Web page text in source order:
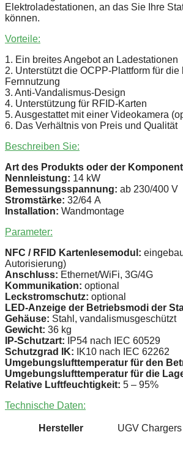
Elektroladestationen, an das Sie Ihre
können.
Vorteile:
1. Ein breites Angebot an Ladestationen
2. Unterstützt die OCPP-Plattform für
Fernnutzung
3. Anti-Vandalismus-Design
4. Unterstützung für RFID-Karten
5. Ausgestattet mit einer Videokamera
6. Das Verhältnis von Preis und Qualität
Beschreiben Sie:
Art des Produkts oder der
Nennleistung: 14 kW
Bemessungsspannung: ab 230/400 V
Stromstärke: 32/64 А
Installation: Wandmontage
Parameter:
NFC / RFID Kartenlesemodul:
Autorisierung)
Anschluss: Ethernet/WiFi, 3G/4G
Kommunikation: optional
Leckstromschutz: optional
LED-Anzeige der Betriebsmodi der
Gehäuse: Stahl, vandalismusgeschützt
Gewicht: 36 kg
IP-Schutzart: IP54 nach IEC 60529
Schutzgrad IK: IK10 nach IEC 62262
Umgebungslufttemperatur für den
Umgebungslufttemperatur für die
Relative Luftfeuchtigkeit: 5 – 95%
Technische Daten:
Hersteller UGV Chargers